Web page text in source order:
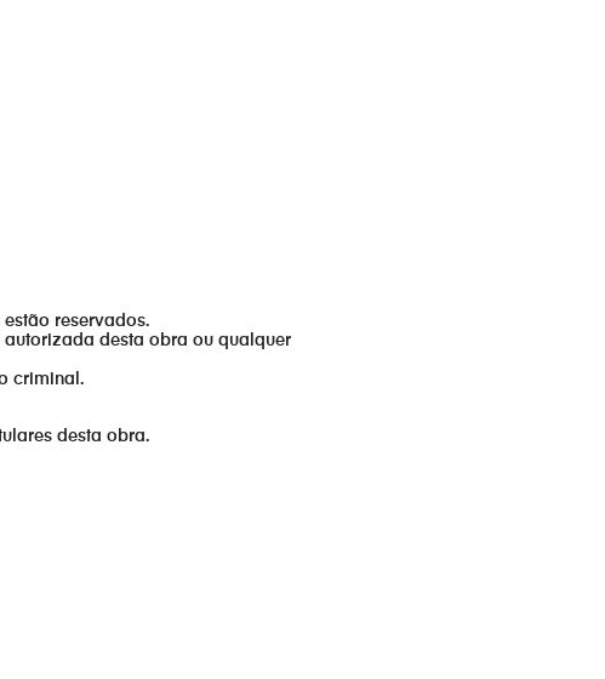
reservados.
desta obra ou qualquer
criminal.
desta obra.